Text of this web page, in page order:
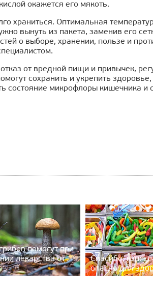
окажется его мякоть.
храниться. Оптимальная
вынуть из пакета, заменив его
о выборе, хранении, пользе и
от вредной пищи и привычек,
сохранить и укрепить здоровье,
состояние микрофлоры кишечника и
помогут при
лекарства от
Спасибо, кэп:
опасно для